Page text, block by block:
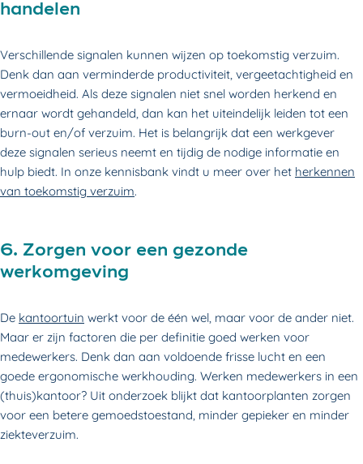
handelen
Verschillende signalen kunnen wijzen op toekomstig verzuim.
Denk dan aan verminderde productiviteit, vergeetachtigheid en
vermoeidheid. Als deze signalen niet snel worden herkend en
ernaar wordt gehandeld, dan kan het uiteindelijk leiden tot een
burn-out en/of verzuim. Het is belangrijk dat een werkgever
deze signalen serieus neemt en tijdig de nodige informatie en
hulp biedt. In onze kennisbank vindt u meer over het herkennen
van toekomstig verzuim.
6. Zorgen voor een gezonde
werkomgeving
De kantoortuin werkt voor de één wel, maar voor de ander niet.
Maar er zijn factoren die per definitie goed werken voor
medewerkers. Denk dan aan voldoende frisse lucht en een
goede ergonomische werkhouding. Werken medewerkers in een
(thuis)kantoor? Uit onderzoek blijkt dat kantoorplanten zorgen
voor een betere gemoedstoestand, minder gepieker en minder
ziekteverzuim.